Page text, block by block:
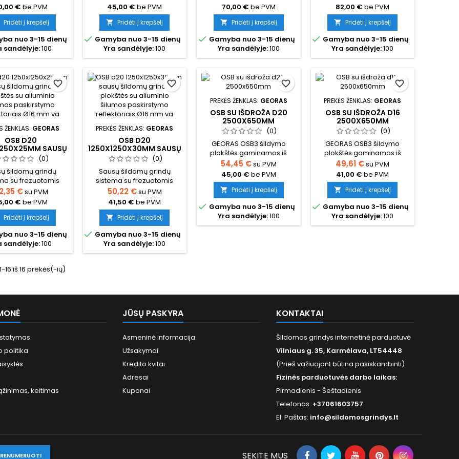
šilumos
reflektoriais,
Ø16 mm grindinio
vamzdžiui. Idealiai
karkasiniams
renovacijai ir
kuriuose nėra
Užtikrina tolygų
paskirstymą, greitą
reakciją ir
montavimą....
€ be PVM
Pridėti į krepšelį
nuo 3-15 dienų
sandėlyje:100
aliuminio šilumos
paskirstymo reflektoriais,
skirta Ø16 mm grindinio
šildymo vamzdžiui. Idealiai
tinka karkasiniams
namams, renovacijai ir
objektams, kuriuose nėra
grindų. Užtikrina tolygų
šilumos paskirstymą, greitą
sistemos reakciją ir
paprastą montavimą....
45,00 € be PVM
 Pridėti į krepšelį
 Gamyba nuo 3-15 dienų
Yra sandėlyje:100
aliuminio šilumos
paskirstymo reflektoriais,
skirta Ø16 mm grindinio
šildymo vamzdžiui. Idealiai
tinka karkasiniams
namams, renovacijai ir
objektams, kuriuose nėra
grindų. Užtikrina tolygų
šilumos paskirstymą, greitą
sistemos reakciją ir
paprastą montavimą....
70,00 € be PVM
 Pridėti į krepšelį
 Gamyba nuo 3-15 dienų
Yra sandėlyje:100
aliuminio šilumos
paskirstymo reflektoriais,
skirta Ø16 mm grindinio
šildymo vamzdžiui. Idealiai
tinka karkasiniams
namams, renovacijai ir
objektams, kuriuose nėra
grindų. Užtikrina tolygų
šilumos paskirstymą, greitą
sistemos reakciją ir
paprastą montavimą....
82,00 € be PVM
 Pridėti į krepšelį
 Gamyba nuo 3-15 dienų
Yra sandėlyje:100
ŽENKLAS: GEORAS
OSB D20
SAUSŲ
GRINDŲ
SU ALIUMINIO
PASKIRSTYMO
Ø16 MM
VA
(0)
šildomų grindų
su frezuotomis
3 plokštėmis ir
šilumos
reflektoriais,
Ø16 mm grindinio
vamzdžiui. Idealiai
karkasiniams
renovacijai ir
kuriuose nėra
įrengti betoninių
Užtikrina tolygų
€su PVM
€ be PVM
Pridėti į krepšelį
nuo 3-15 dienų
sandėlyje:100
favorite_border
PREKĖS ŽENKLAS: GEORAS
OSB D20
1250X1250X30MM SAUSŲ
ŠILDOMŲ GRINDŲ
PLOKŠTĖS SU ALIUMINIO
ŠILUMOS PASKIRSTYMO
REFLEKTORIAIS Ø16 MM
VA
(0)
Sausų šildomų grindų
sistema su frezuotomis
OSB-3 plokštėmis ir
aliuminio šilumos
paskirstymo reflektoriais,
skirta Ø16 mm grindinio
šildymo vamzdžiui. Idealiai
tinka karkasiniams
namams, renovacijai ir
objektams, kuriuose nėra
50,22 €su PVM
41,50 € be PVM
 Pridėti į krepšelį
 Gamyba nuo 3-15 dienų
Yra sandėlyje:100
favorite_border
PREKĖS ŽENKLAS: GEORAS
OSB SU IŠDROŽA D20
2500X650MM
(0)
GEORAS OSB3 šildymo
plokštės gaminamos iš
aukštos kokybės drėgmei
atsparių OSB3 plokščių ir
skirtos sausoms vandeniu
šildomų grindų sistemoms.
Visos plokštės gaminamos
su išdroža iš visų keturių
kraštų, kuri užtikrina tikslų
plokščių sujungimą, didesnį
54,45 €su PVM
45,00 € be PVM
 Pridėti į krepšelį
 Gamyba nuo 3-15 dienų
Yra sandėlyje:100
favorite_border
PREKĖS ŽENKLAS: GEORAS
OSB SU IŠDROŽA D16
2500X650MM
(0)
GEORAS OSB3 šildymo
plokštės gaminamos iš
aukštos kokybės drėgmei
atsparių OSB3 plokščių ir
skirtos sausoms vandeniu
šildomų grindų sistemoms.
Visos plokštės gaminamos
su išdroža iš visų keturių
kraštų, kuri užtikrina tikslų
plokščių sujungimą, didesnį
49,61 €su PVM
41,00 € be PVM
 Pridėti į krepšelį
 Gamyba nuo 3-15 dienų
Yra sandėlyje:100
favorite_border
16 iš 16 prekės(-ių)
politika
keitimas
JŪSŲ PASKYRA
Asmeninė informacija
Užsakymai
Kredito kvitai
Adresai
Kuponai
KONTAKTAI
Šildomos grindys internetinė parduotuvė
Vilniaus g. 35, Karmėlava, LT54448
(Prieš važiuojant būtina pasiskambinti)
Fizinės parduotuvės darbo laikas:
Pirmadienis - Šeštadienis
Telefonas: +37061603757
El. Paštas: info@sildomosgrindys.lt
SEKITE MUS